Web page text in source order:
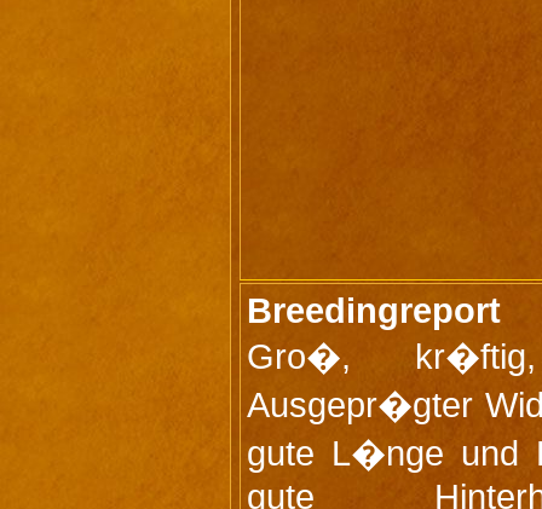
Breedingreport
Gro�,
Ausgepr�gter
gute L�nge und
gute